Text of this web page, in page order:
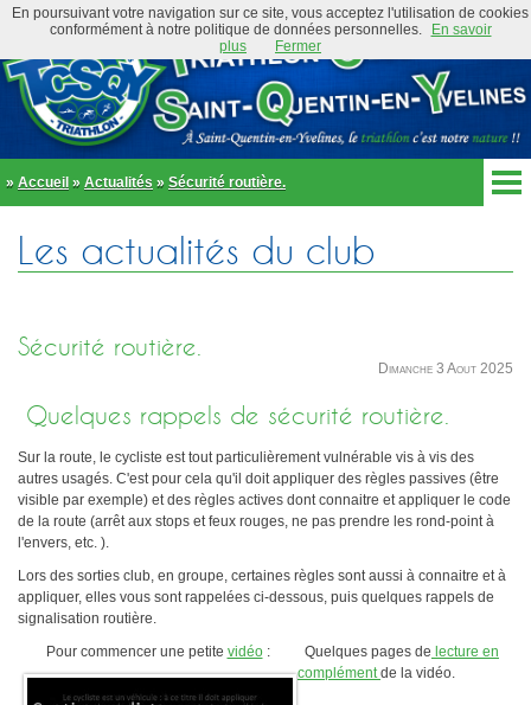
» Accueil » Actualités » Sécurité routière.
Accueil Actualités
Organigramme
École de triathlon
Partenaires
Tenues et équipements
Adhérer au club
Bike and Run 2026
Inscriptions
Règlement
Parcours
Résultats
Bike and Run 2026
Bike and Run 2025
Horaires
Les actualités du club
Sécurité routière.
Dimanche 3 Aout 2025
Quelques rappels de sécurité routière.
Sur la route, le cycliste est tout particulièrement vulnérable vis à vis des
autres usagés. C'est pour cela qu'il doit appliquer des règles passives (être
visible par exemple) et des règles actives dont connaitre et appliquer le code
de la route (arrêt aux stops et feux rouges, ne pas prendre les rond-point à
l'envers, etc. ).
Lors des sorties club, en groupe, certaines règles sont aussi à connaitre et à
appliquer, elles vous sont rappelées ci-dessous, puis quelques rappels de
signalisation routière.
Pour commencer une petite vidéo: Quelques pages de lecture en
complémentde la vidéo.
En poursuivant votre navigation sur ce site, vous acceptez l'utilisation de cookies
conformément à notre politique de données personnelles.
En savoir
plus
Fermer